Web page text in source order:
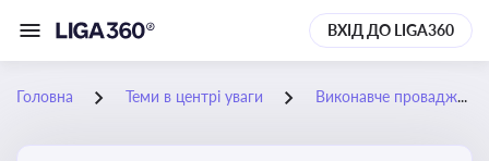
ВХІД ДО LIGA360
Головна Теми в центрі уваги Виконавче провадження